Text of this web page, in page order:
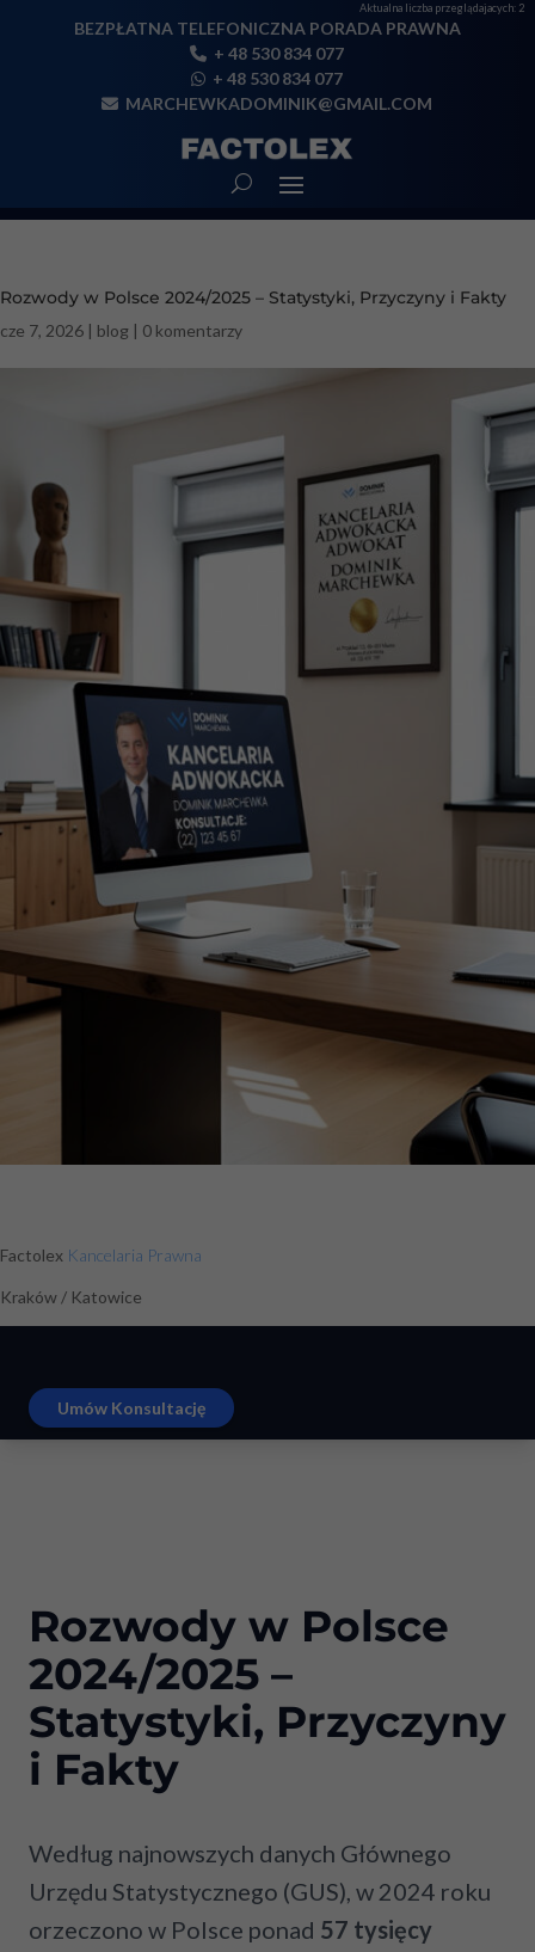
Aktualna liczba przeglądajacych: 2
BEZPŁATNA TELEFONICZNA PORADA PRAWNA
+ 48 530 834 077
+ 48 530 834 077
MARCHEWKADOMINIK@GMAIL.COM
Rozwody w Polsce 2024/2025 – Statystyki, Przyczyny i Fakty
cze 7, 2026 | blog | 0 komentarzy
Factolex Kancelaria Prawna
Kraków / Katowice
Umów Konsultację
Rozwody w Polsce
2024/2025 –
Statystyki, Przyczyny
i Fakty
Według najnowszych danych Głównego
Urzędu Statystycznego (GUS), w 2024 roku
orzeczono w Polsce ponad 57 tysięcy